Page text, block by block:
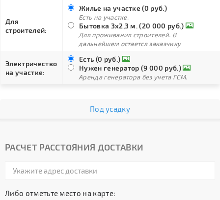
Для
строителей:
Жилье на участке (0 руб.)
Есть на участке.
Бытовка 3х2,3 м. (20 000 руб.)
Для проживания строителей. В
дальнейшем остается заказчику
Электричество
на участке:
Есть (0 руб.)
Нужен генератор (9 000 руб.)
Аренда генератора без учета ГСМ.
Под усадку
РАСЧЕТ РАССТОЯНИЯ ДОСТАВКИ
Либо отметьте место на карте: